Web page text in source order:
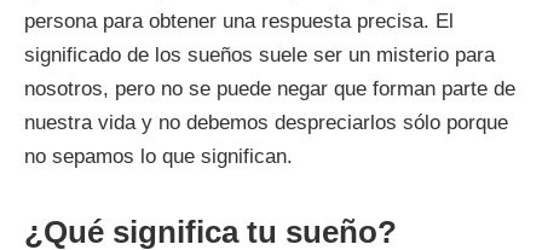
persona para obtener una respuesta precisa. El
significado de los sueños suele ser un misterio para
nosotros, pero no se puede negar que forman parte de
nuestra vida y no debemos despreciarlos sólo porque
no sepamos lo que significan.
¿Qué significa tu sueño?